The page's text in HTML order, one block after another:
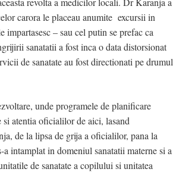
carora le placeau anumite excursii in
impartasesc – sau cel putin se prefac ca
sanatatii a fost inca o data distorsionat
de sanatate au fost directionati pe drumul
unde programele de planificare
atentia oficialilor de aici, lasand
de la lipsa de grija a oficialilor, pana la
intamplat in domeniul sanatatii materne si a
de sanatate a copilului si unitatea